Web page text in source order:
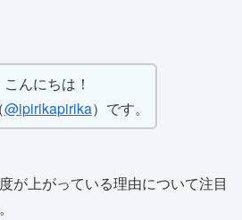
こんにちは！
@ipirikapirika）です。
が上がっている理由について注目